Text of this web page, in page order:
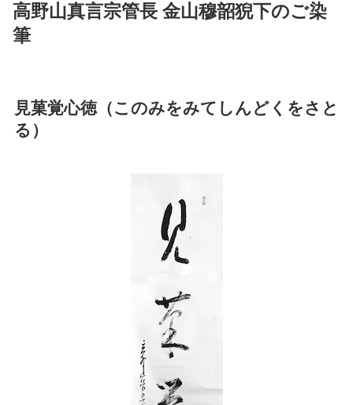
高野山真言宗管長 金山穆韶猊下のご染
筆
見菓覚心徳（このみをみてしんどくをさと
る）